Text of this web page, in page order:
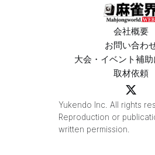
会社概要
お問い合わ
大会・イベント補
取材依頼
Yukendo Inc. All rights
Reproduction or
written permission.